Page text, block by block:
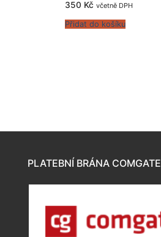
350 Kč včetně DPH
Přidat do košíku
PLATEBNÍ BRÁNA COMGATE